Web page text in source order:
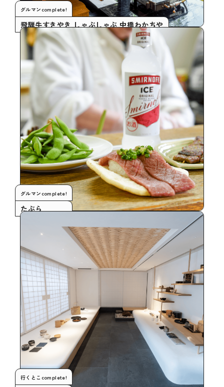
グルマンcomplete!
飛騨牛すきやき しゃぶしゃぶ 中橋わかちや
グルマンcomplete!
たぶら
行くとこcomplete!